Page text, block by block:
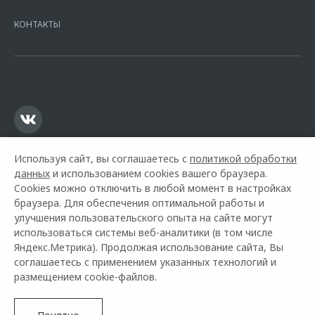
16.01.2015. Предложение ограничено и не является публичной
КОНТАКТЫ
Горячая линия OMODA: +7 (495) 260-39-88
Используя сайт, вы соглашаетесь с политикой обработки
данных и использованием cookies вашего браузера.
Cookies можно отключить в любой момент в настройках
браузера. Для обеспечения оптимальной работы и
улучшения пользовательского опыта на сайте могут
использоваться системы веб-аналитики (в том числе
Яндекс.Метрика). Продолжая использование сайта, Вы
соглашаетесь с применением указанных технологий и
размещением cookie-файлов.